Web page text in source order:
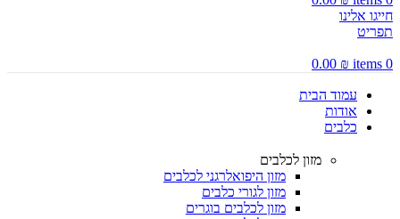
חייגו אלינו
תפריט
0
items
0.00 ₪
עמוד הבית
אודות
כלבים
מזון לכלבים
מזון היפואלרגני לכלבים
מזון לגורי כלבים
מזון לכלבים בוגרים